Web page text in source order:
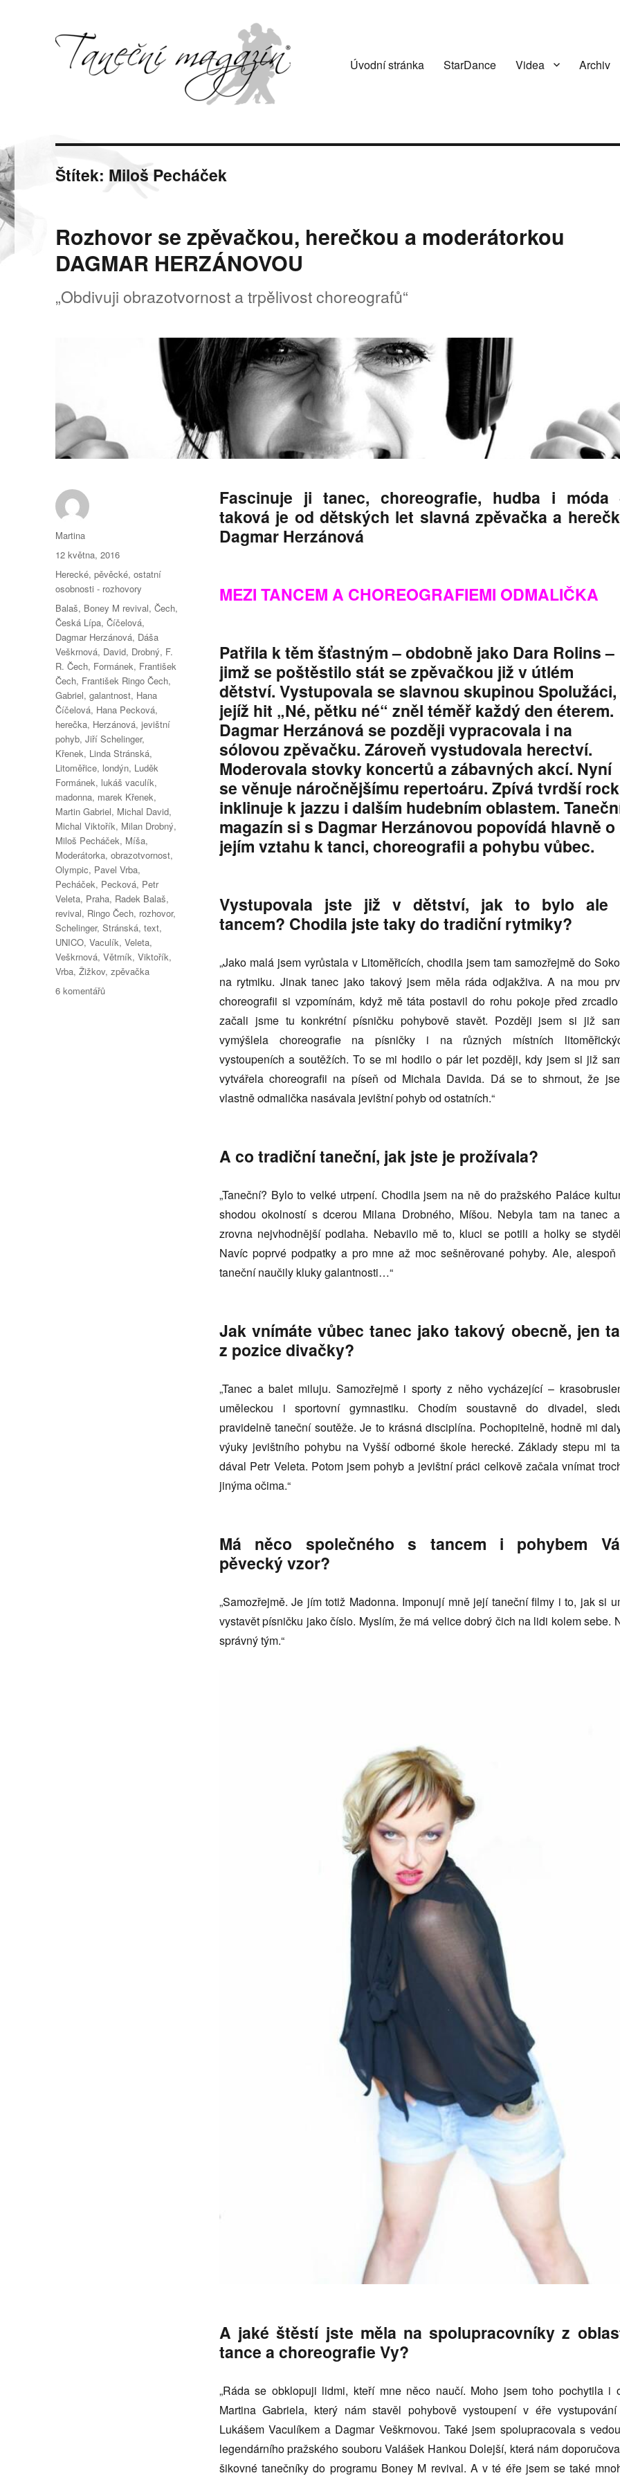
Úvodní stránka StarDance Videa Archiv
Štítek: Miloš Pecháček
Rozhovor se zpěvačkou, herečkou a moderátorkou
DAGMAR HERZÁNOVOU
„Obdivuji obrazotvornost a trpělivost choreografů“
Fascinuje ji tanec, choreografie, hudba i móda
taková je od dětských let slavná zpěvačka a
Dagmar Herzánová
MEZI TANCEM A CHOREOGRAFIEMI ODMALIČKA
Patřila k těm šťastným – obdobně jako Dara Rolins –
jimž se poštěstilo stát se zpěvačkou již v útlém
dětství. Vystupovala se slavnou skupinou Spolužáci,
jejíž hit „Né, pětku né“ zněl téměř každý den éterem.
Dagmar Herzánová se později vypracovala i na
sólovou zpěvačku. Zároveň vystudovala herectví.
Moderovala stovky koncertů a zábavných akcí. Nyní
se věnuje náročnějšímu repertoáru. Zpívá tvrdší
inklinuje k jazzu i dalším hudebním oblastem.
magazín si s Dagmar Herzánovou popovídá hlavně o
jejím vztahu k tanci, choreografii a pohybu vůbec.
Vystupovala jste již v dětství, jak to bylo ale
tancem? Chodila jste taky do tradiční rytmiky?
„Jako malá jsem vyrůstala v Litoměřicích, chodila jsem tam samozřejmě do
na rytmiku. Jinak tanec jako takový jsem měla ráda odjakživa. A na mou
choreografii si vzpomínám, když mě táta postavil do rohu pokoje před
začali jsme tu konkrétní písničku pohybově stavět. Později jsem si již
vymýšlela choreografie na písničky i na různých místních
vystoupeních a soutěžích. To se mi hodilo o pár let později, kdy jsem si již
vytvářela choreografii na píseň od Michala Davida. Dá se to shrnout, že
vlastně odmalička nasávala jevištní pohyb od ostatních.“
A co tradiční taneční, jak jste je prožívala?
„Taneční? Bylo to velké utrpení. Chodila jsem na ně do pražského Paláce
shodou okolností s dcerou Milana Drobného, Míšou. Nebyla tam na tanec
zrovna nejvhodnější podlaha. Nebavilo mě to, kluci se potili a holky se
Navíc poprvé podpatky a pro mne až moc sešněrované pohyby. Ale, alespoň
taneční naučily kluky galantnosti…“
Jak vnímáte vůbec tanec jako takový obecně, jen
z pozice divačky?
„Tanec a balet miluju. Samozřejmě i sporty z něho vycházející –
uměleckou i sportovní gymnastiku. Chodím soustavně do divadel,
pravidelně taneční soutěže. Je to krásná disciplína. Pochopitelně, hodně mi
výuky jevištního pohybu na Vyšší odborné škole herecké. Základy stepu mi
dával Petr Veleta. Potom jsem pohyb a jevištní práci celkově začala vnímat
jinýma očima.“
Má něco společného s tancem i pohybem
pěvecký vzor?
„Samozřejmě. Je jím totiž Madonna. Imponují mně její taneční filmy i to, jak si
vystavět písničku jako číslo. Myslím, že má velice dobrý čich na lidi kolem sebe.
správný tým.“
A jaké štěstí jste měla na spolupracovníky z
tance a choreografie Vy?
„Ráda se obklopuji lidmi, kteří mne něco naučí. Moho jsem toho pochytila i
Martina Gabriela, který nám stavěl pohybově vystoupení v éře
Lukášem Vaculíkem a Dagmar Veškrnovou. Také jsem spolupracovala s
legendárního pražského souboru Valášek Hankou Dolejší, která nám
šikovné tanečníky do programu Boney M revival. A v té éře jsem se také
Autor:
Martina
Publikováno:
12 května, 2016
Rubriky:
Herecké, pěvěcké, ostatní
osobnosti - rozhovory
Štítky:
Balaš, Boney M revival,Čech,
Česká Lípa,Číčelová,
Dagmar Herzánová, Dáša
Veškrnová, David, Drobný, F.
R. Čech, Formánek, František
Čech, František Ringo Čech,
Gabriel,galantnost, Hana
Číčelová, Hana Pecková,
herečka, Herzánová,jevištní
pohyb,Jiří Schelinger,
Křenek, Linda Stránská,
Litoměřice, londýn, Luděk
Formánek, lukáš vaculík,
madonna, marek Křenek,
Martin Gabriel, Michal David,
Michal Viktořík, Milan Drobný,
Miloš Pecháček, Míša,
Moderátorka,obrazotvornost,
Olympic, Pavel Vrba,
Pecháček, Pecková, Petr
Veleta, Praha, Radek Balaš,
revival, Ringo Čech, rozhovor,
Schelinger,Stránská,text,
UNICO,Vaculík,Veleta,
Veškrnová,Větrník,Viktořík,
Vrba,Žižkov,zpěvačka
6 komentářůu